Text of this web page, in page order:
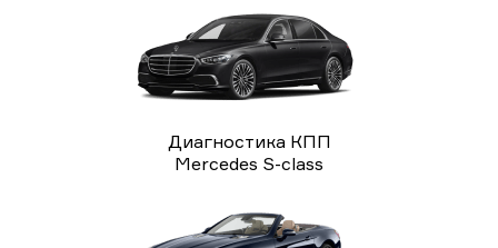
Диагностика КПП
Mercedes S-class